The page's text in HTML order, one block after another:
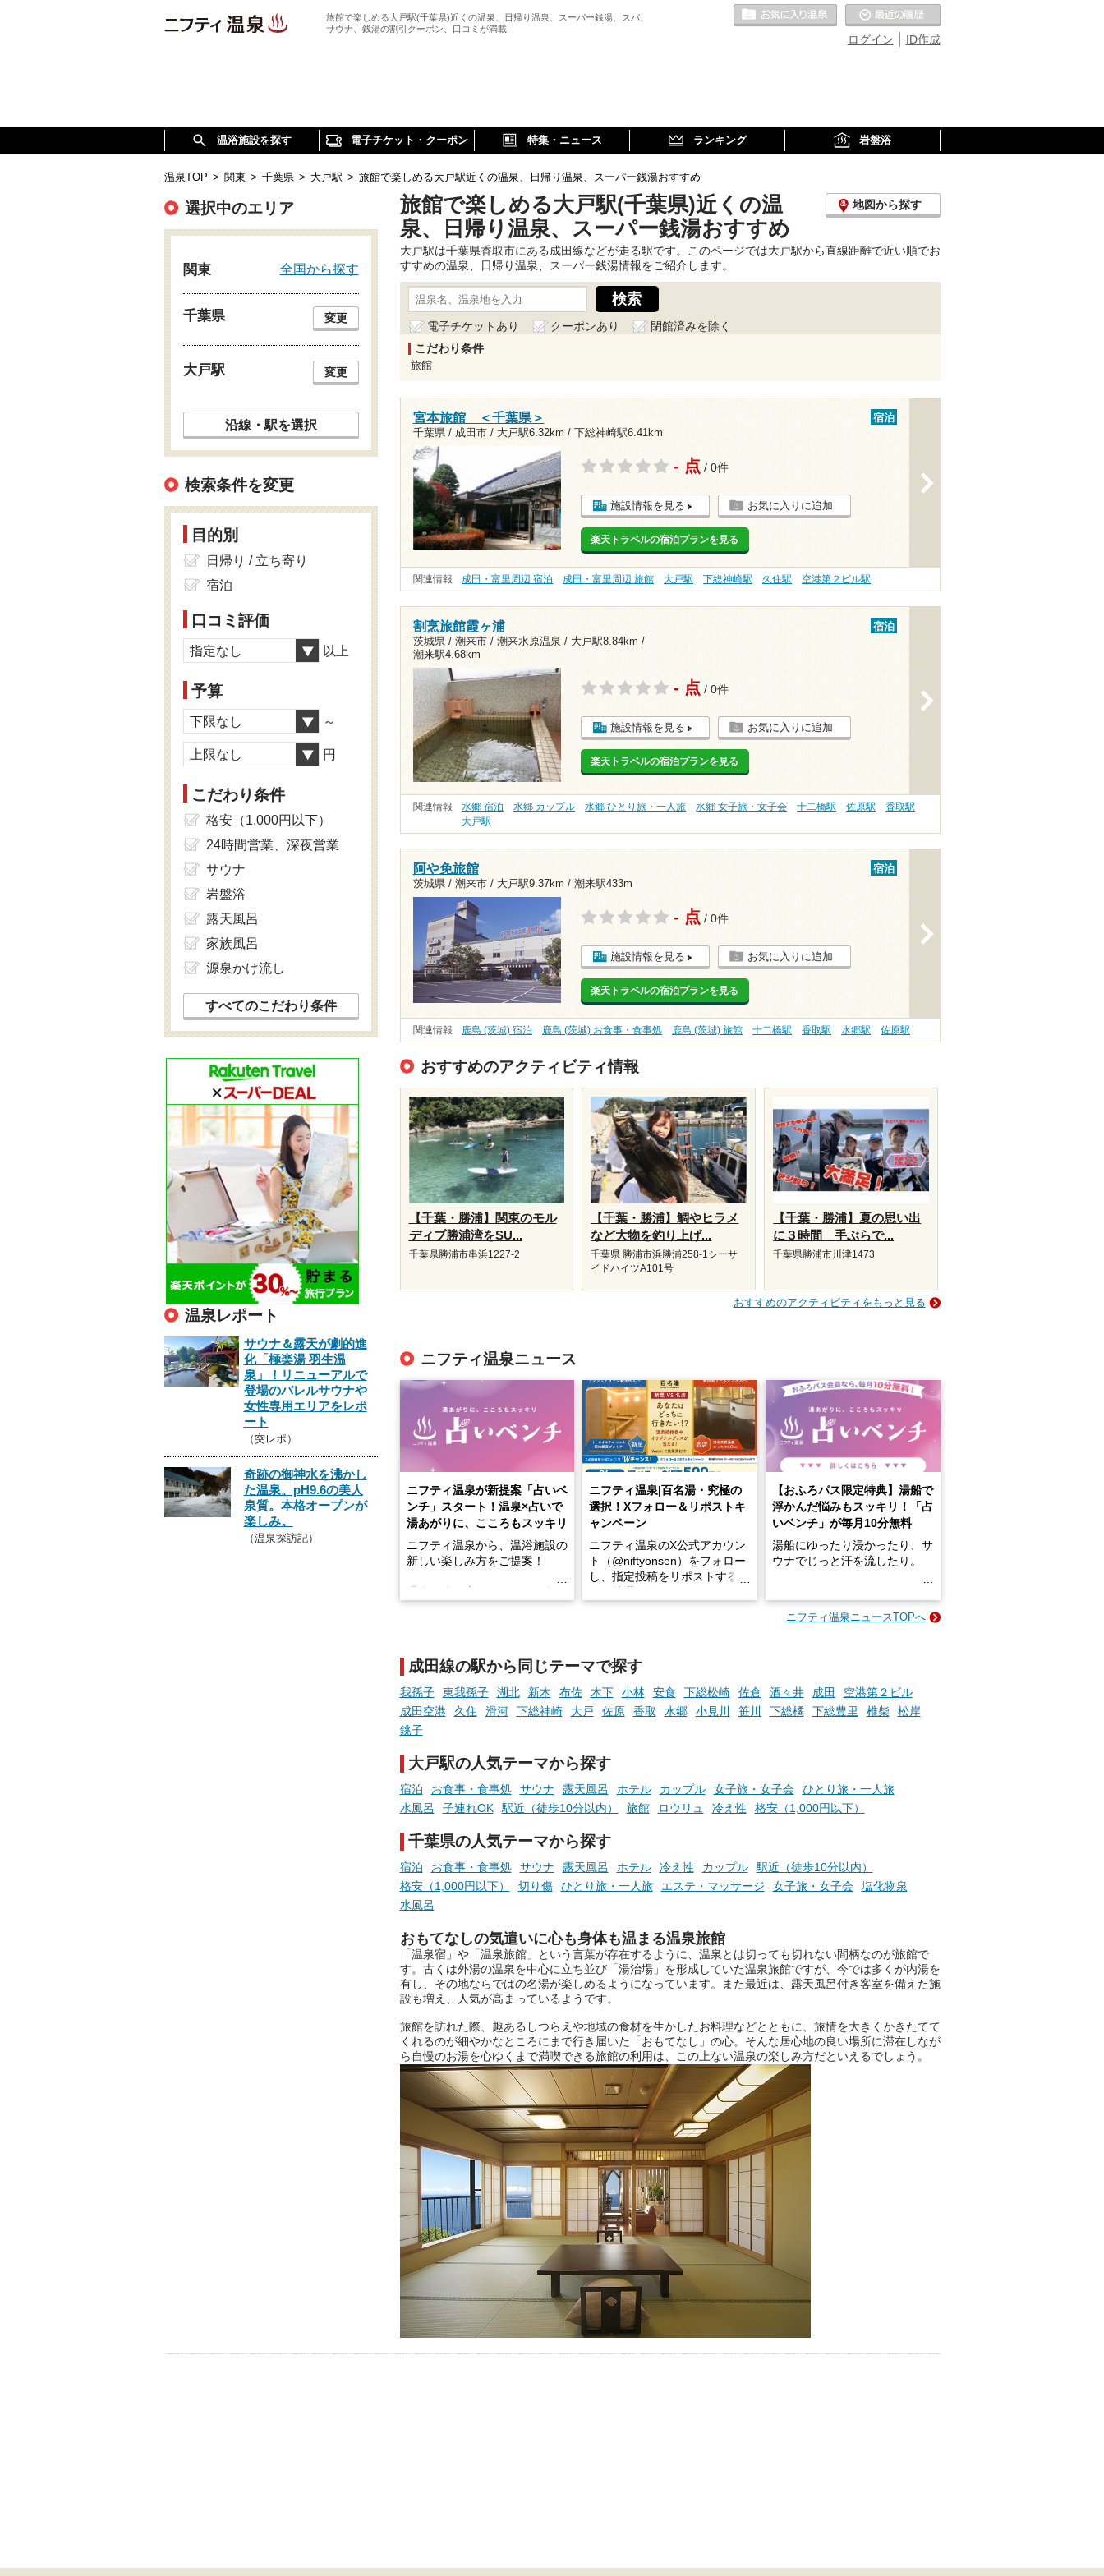
旅館で楽しめる大戸駅(千葉県)近くの温泉、日帰り温泉、スーパー銭湯、スパ、
サウナ、銭湯の割引クーポン、口コミが満載
ID作成
ログイン
お気に入りの温泉
温浴施設を探す 電子チケット・クーポン 特集・ニュース ランキング 岩盤浴
温泉TOP > 関東 > 千葉県 > 大戸駅 > 旅館で楽しめる大戸駅近くの温泉、日帰り温泉、スーパー銭湯おすすめ
旅館で楽しめる大戸駅(千葉県)近くの温
泉、日帰り温泉、スーパー銭湯おすすめ
地図から探す
大戸駅は千葉県香取市にある成田線などが走る駅です。このページでは大戸駅から直線距離で近い順でお
すすめの温泉、日帰り温泉、スーパー銭湯情報をご紹介します。
電子チケットあり クーポンあり
閉館済みを除く
こだわり条件
旅館
宮本旅館 ＜千葉県＞
千葉県 / 成田市 / 大戸駅6.32km / 下総神崎駅6.41km
宿泊
- 点 / 0件
施設情報を見る お気に入りに追加
楽天トラベルの宿泊プランを見る
関連情報 成田・富里周辺 宿泊 成田・富里周辺 旅館 大戸駅 下総神崎駅 久住駅 空港第２ビル駅
割烹旅館霞ヶ浦
茨城県 / 潮来市 / 潮来水原温泉 / 大戸駅8.84km /
潮来駅4.68km
宿泊
- 点 / 0件
施設情報を見る お気に入りに追加
楽天トラベルの宿泊プランを見る
関連情報 水郷 宿泊 水郷 カップル 水郷 ひとり旅・一人旅 水郷 女子旅・女子会 十二橋駅 佐原駅
香取駅
大戸駅
阿や免旅館
茨城県 / 潮来市 / 大戸駅9.37km / 潮来駅433m
宿泊
- 点 / 0件
施設情報を見る お気に入りに追加
楽天トラベルの宿泊プランを見る
関連情報 鹿島 (茨城) 宿泊 鹿島 (茨城) お食事・食事処 鹿島 (茨城) 旅館 十二橋駅 香取駅 水郷駅 佐原駅
おすすめのアクティビティ情報
【千葉・勝浦】関東のモル
ディブ勝浦湾をSU...
千葉県勝浦市串浜1227-2
【千葉・勝浦】鯛やヒラメ
など大物を釣り上げ...
千葉県 勝浦市浜勝浦258-1シーサ
イドハイツA101号
【千葉・勝浦】夏の思い出
に３時間 手ぶらで...
千葉県勝浦市川津1473
おすすめのアクティビティをもっと見る
ニフティ温泉ニュース
ニフティ温泉が新提案「占いベ
ンチ」スタート！温泉×占いで
湯あがりに、こころもスッキリ
ニフティ温泉から、温浴施設の
新しい楽しみ方をご提案！
手相やタロットなど気軽に楽し
める占いで、“ととのう”おふろ
時間を、もっと特別に。
ニフティ温泉|百名湯・究極の
選択！Xフォロー＆リポストキ
ャンペーン
ニフティ温泉のX公式アカウン
ト（@niftyonsen）をフォロー
し、指定投稿をリポストする
【おふろパス限定特典】湯船で
浮かんだ悩みもスッキリ！「占
いベンチ」が毎月10分無料
湯船にゆったり浸かったり、サ
ウナでじっと汗を流したり。
そんな「一人でぼんやり過ごす
でくることはありませんか？
そんな心のつぶやきを、湯あが
とができるサービスです。
別なひとときを「毎月10分無
料」でご利用いただけます。
お湯で体がほぐれたら、次は占
い師さんとお話しして、心もほ
ぐしてみませんか？
ニフティ温泉ニュースTOPへ
成田線の駅から同じテーマで探す
我孫子 東我孫子 湖北 新木 布佐 木下 小林 安食 下総松崎 佐倉 酒々井 成田
空港第２ビル
成田空港
久住 滑河 下総神崎 大戸 佐原 香取 水郷 小見川 笹川 下総橘 下総豊里 椎柴
松岸
銚子
大戸駅の人気テーマから探す
宿泊 お食事・食事処 サウナ 露天風呂 ホテル カップル 女子旅・女子会
ひとり旅・一人旅
水風呂
子連れOK 駅近（徒歩10分以内） 旅館 ロウリュ 冷え性 格安（1,000円以下）
千葉県の人気テーマから探す
宿泊 お食事・食事処 サウナ 露天風呂 ホテル 冷え性 カップル
駅近（徒歩10分以内）
格安（1,000円以下）
切り傷 ひとり旅・一人旅 エステ・マッサージ 女子旅・女子会
塩化物泉
水風呂
おもてなしの気遣いに心も身体も温まる温泉旅館
「温泉宿」や「温泉旅館」という言葉が存在するように、温泉とは切っても切れない間柄なのが旅館で
す。古くは外湯の温泉を中心に立ち並び「湯治場」を形成していた温泉旅館ですが、今では多くが内湯を
有し、その地ならではの名湯が楽しめるようになっています。また最近は、露天風呂付き客室を備えた施
設も増え、人気が高まっているようです。
旅館を訪れた際、趣あるしつらえや地域の食材を生かしたお料理などとともに、旅情を大きくかきたてて
くれるのが細やかなところにまで行き届いた「おもてなし」の心。そんな居心地の良い場所に滞在しなが
ら自慢のお湯を心ゆくまで満喫できる旅館の利用は、この上ない温泉の楽しみ方だといえるでしょう。
選択中のエリア
関東 全国から探す
千葉県 変更
大戸駅 変更
沿線・駅を選択
検索条件を変更
目的別
日帰り / 立ち寄り
宿泊
口コミ評価
指定なし 以上
予算
下限なし ～
上限なし 円
こだわり条件
格安（1,000円以下）
24時間営業、深夜営業
サウナ
岩盤浴
露天風呂
家族風呂
源泉かけ流し
すべてのこだわり条件
温泉レポート
サウナ＆露天が劇的進
化「極楽湯 羽生温
泉」！リニューアルで
登場のバレルサウナや
女性専用エリアをレポ
ート
（突レポ）
奇跡の御神水を沸かし
た温泉。pH9.6の美人
泉質。本格オープンが
楽しみ。
（温泉探訪記）